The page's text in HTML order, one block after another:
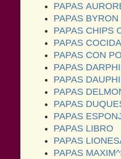
PAPAS
PAPAS BYRON
PAPAS CHIPS
PAPAS
PAPAS CON
PAPAS
PAPAS
PAPAS
PAPAS
PAPAS
PAPAS LIBRO
PAPAS
PAPAS